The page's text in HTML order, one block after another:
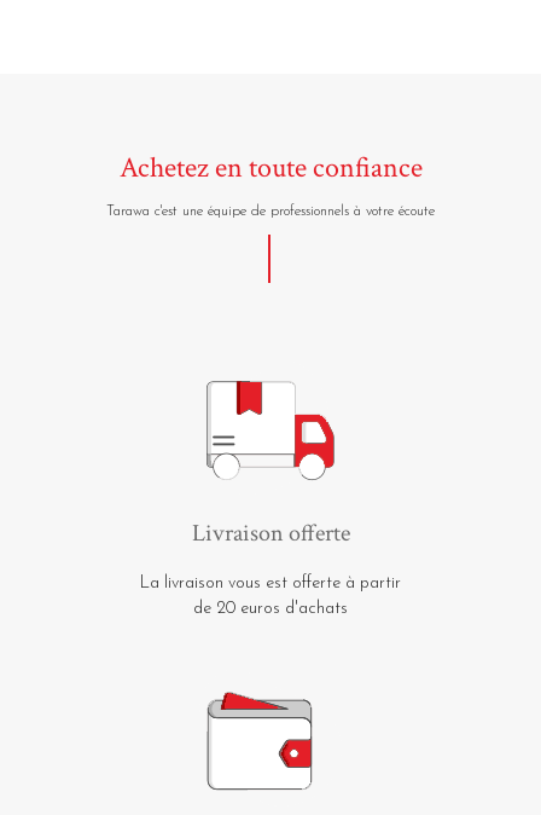
Achetez en toute confiance
Tarawa c'est une équipe de professionnels à votre écoute
Livraison offerte
La livraison vous est offerte à partir
de 20 euros d'achats